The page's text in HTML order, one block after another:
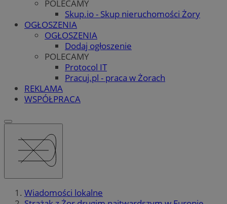
POLECAMY
Skup.io - Skup nieruchomości Żory
OGŁOSZENIA
OGŁOSZENIA
Dodaj ogłoszenie
POLECAMY
Protocol IT
Pracuj.pl - praca w Żorach
REKLAMA
WSPÓŁPRACA
Wiadomości lokalne